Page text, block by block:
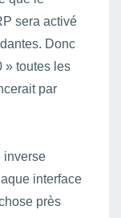
sera activé
Donc
» toutes les
par
inverse
interface
près